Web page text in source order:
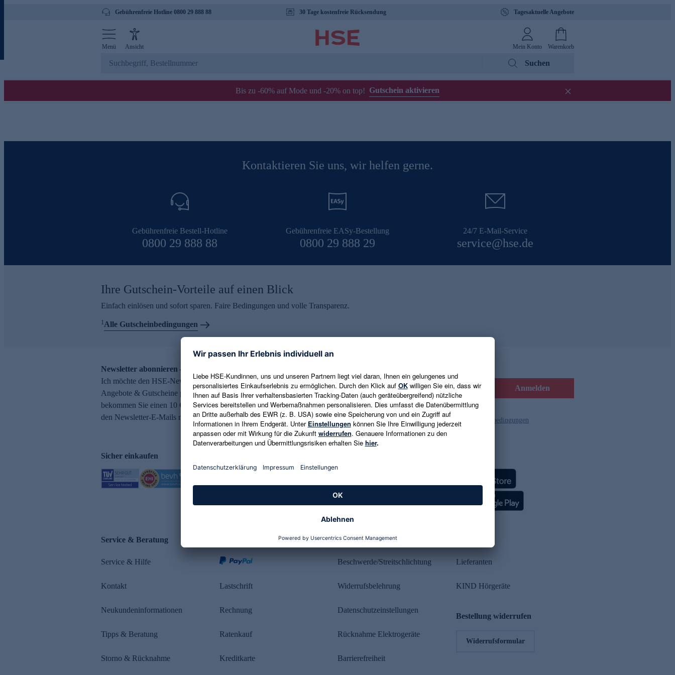
Gebührenfreie Hotline 0800 29 888 88 30 Tage kostenfreie Rücksendung Tagesaktuelle Angebote
Menü Ansicht Mein Konto Warenkorb
Suchen
Bis zu -60% auf Mode und -20% on top! Gutschein aktivieren
Kontaktieren Sie uns, wir helfen gerne.
Gebührenfreie Bestell-Hotline
0800 29 888 88
Gebührenfreie EASy-Bestellung
0800 29 888 29
24/7 E-Mail-Service
service@hse.de
Ihre Gutschein-Vorteile auf einen Blick
Einfach einlösen und sofort sparen. Faire Bedingungen und volle Transparenz.
1Alle Gutscheinbedingungen
Newsletter abonnieren – 10 € Gutschein erhalten
Ich möchte den HSE-Newsletter abonnieren und aktuelle Trends,
Angebote & Gutscheine per E-Mail erhalten. Als Dankeschön
bekommen Sie einen 10 € Gutschein. Eine Abmeldung ist jederzeit in
den Newsletter-E-Mails möglich.
E-Mail-Adresse eingeben Anmelden
Es gelten die Datenschutzrichtlinien und die Gutscheinbedingungen
Sicher einkaufen
Service & Beratung
Service & Hilfe
Kontakt
Neukundeninformationen
Tipps & Beratung
Storno & Rücknahme
Lastschrift
Rechnung
Ratenkauf
Kreditkarte
Rechtliches
Beschwerde/Streitschlichtung
Widerrufsbelehrung
Datenschutzeinstellungen
Rücknahme Elektrogeräte
Barrierefreiheit
Lieferanten
KIND Hörgeräte
Bestellung widerrufen
Widerrufsformular